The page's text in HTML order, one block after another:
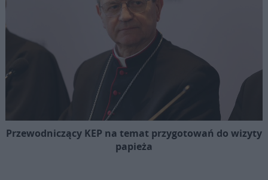
Przewodniczący KEP na temat przygotowań do wizyty
papieża